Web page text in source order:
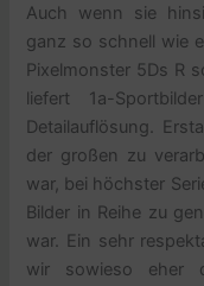
Auch wenn sie
ganz so schnell wie
Pixelmonster 5Ds R
liefert 1a-
Detailauflösung.
der großen zu
war, bei höchster
Bilder in Reihe zu
war. Ein sehr
wir sowieso eher